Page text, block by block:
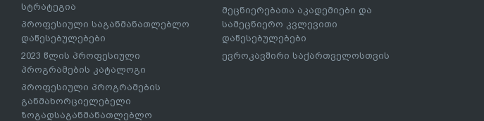
სტრატეგია
პროფესიული საგანმანათლებლო
დაწესებულებები
2023 წლის პროფესიული
პროგრამების კატალოგი
პროფესიული პროგრამების
განმახორციელებელი
ზოგადსაგანმანათლებლო
მეცნიერებათა აკადემიები და
სამეცნიერო კვლევითი
დაწესებულებები
ევროკავშირი საქართველოსთვის